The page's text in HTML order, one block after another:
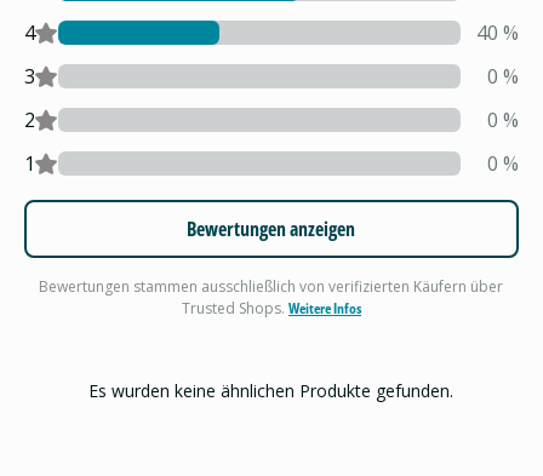
4
40 %
3
0 %
2
0 %
1
0 %
Bewertungen anzeigen
Bewertungen stammen ausschließlich von verifizierten Käufern über
Trusted Shops. Weitere Infos
Es wurden keine ähnlichen Produkte gefunden.